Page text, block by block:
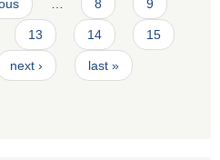
… 8 9
13 14 15
next › last »